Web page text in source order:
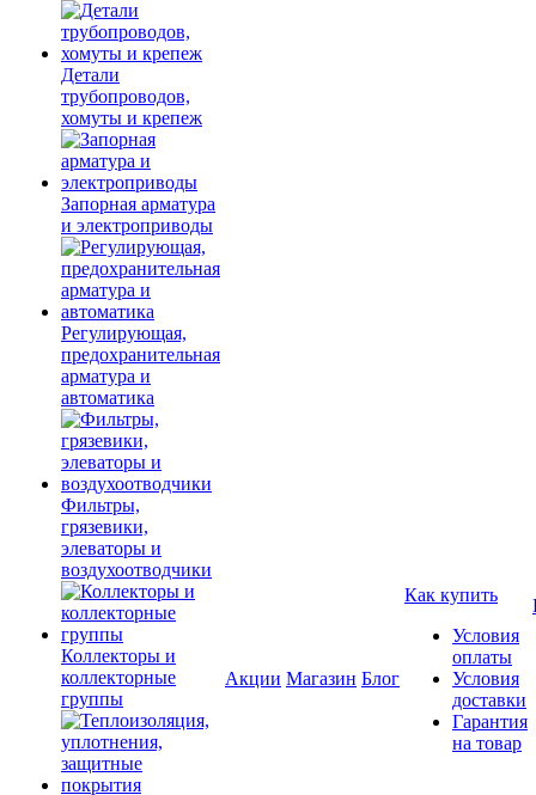
Детали
трубопроводов,
хомуты и крепеж
Запорная арматура
и электроприводы
Регулирующая,
предохранительная
арматура и
автоматика
Фильтры,
грязевики,
элеваторы и
воздухоотводчики
Коллекторы и
коллекторные
группы
Акции Магазин Блог
Как купить
Условия
оплаты
Условия
доставки
Гарантия
на товар